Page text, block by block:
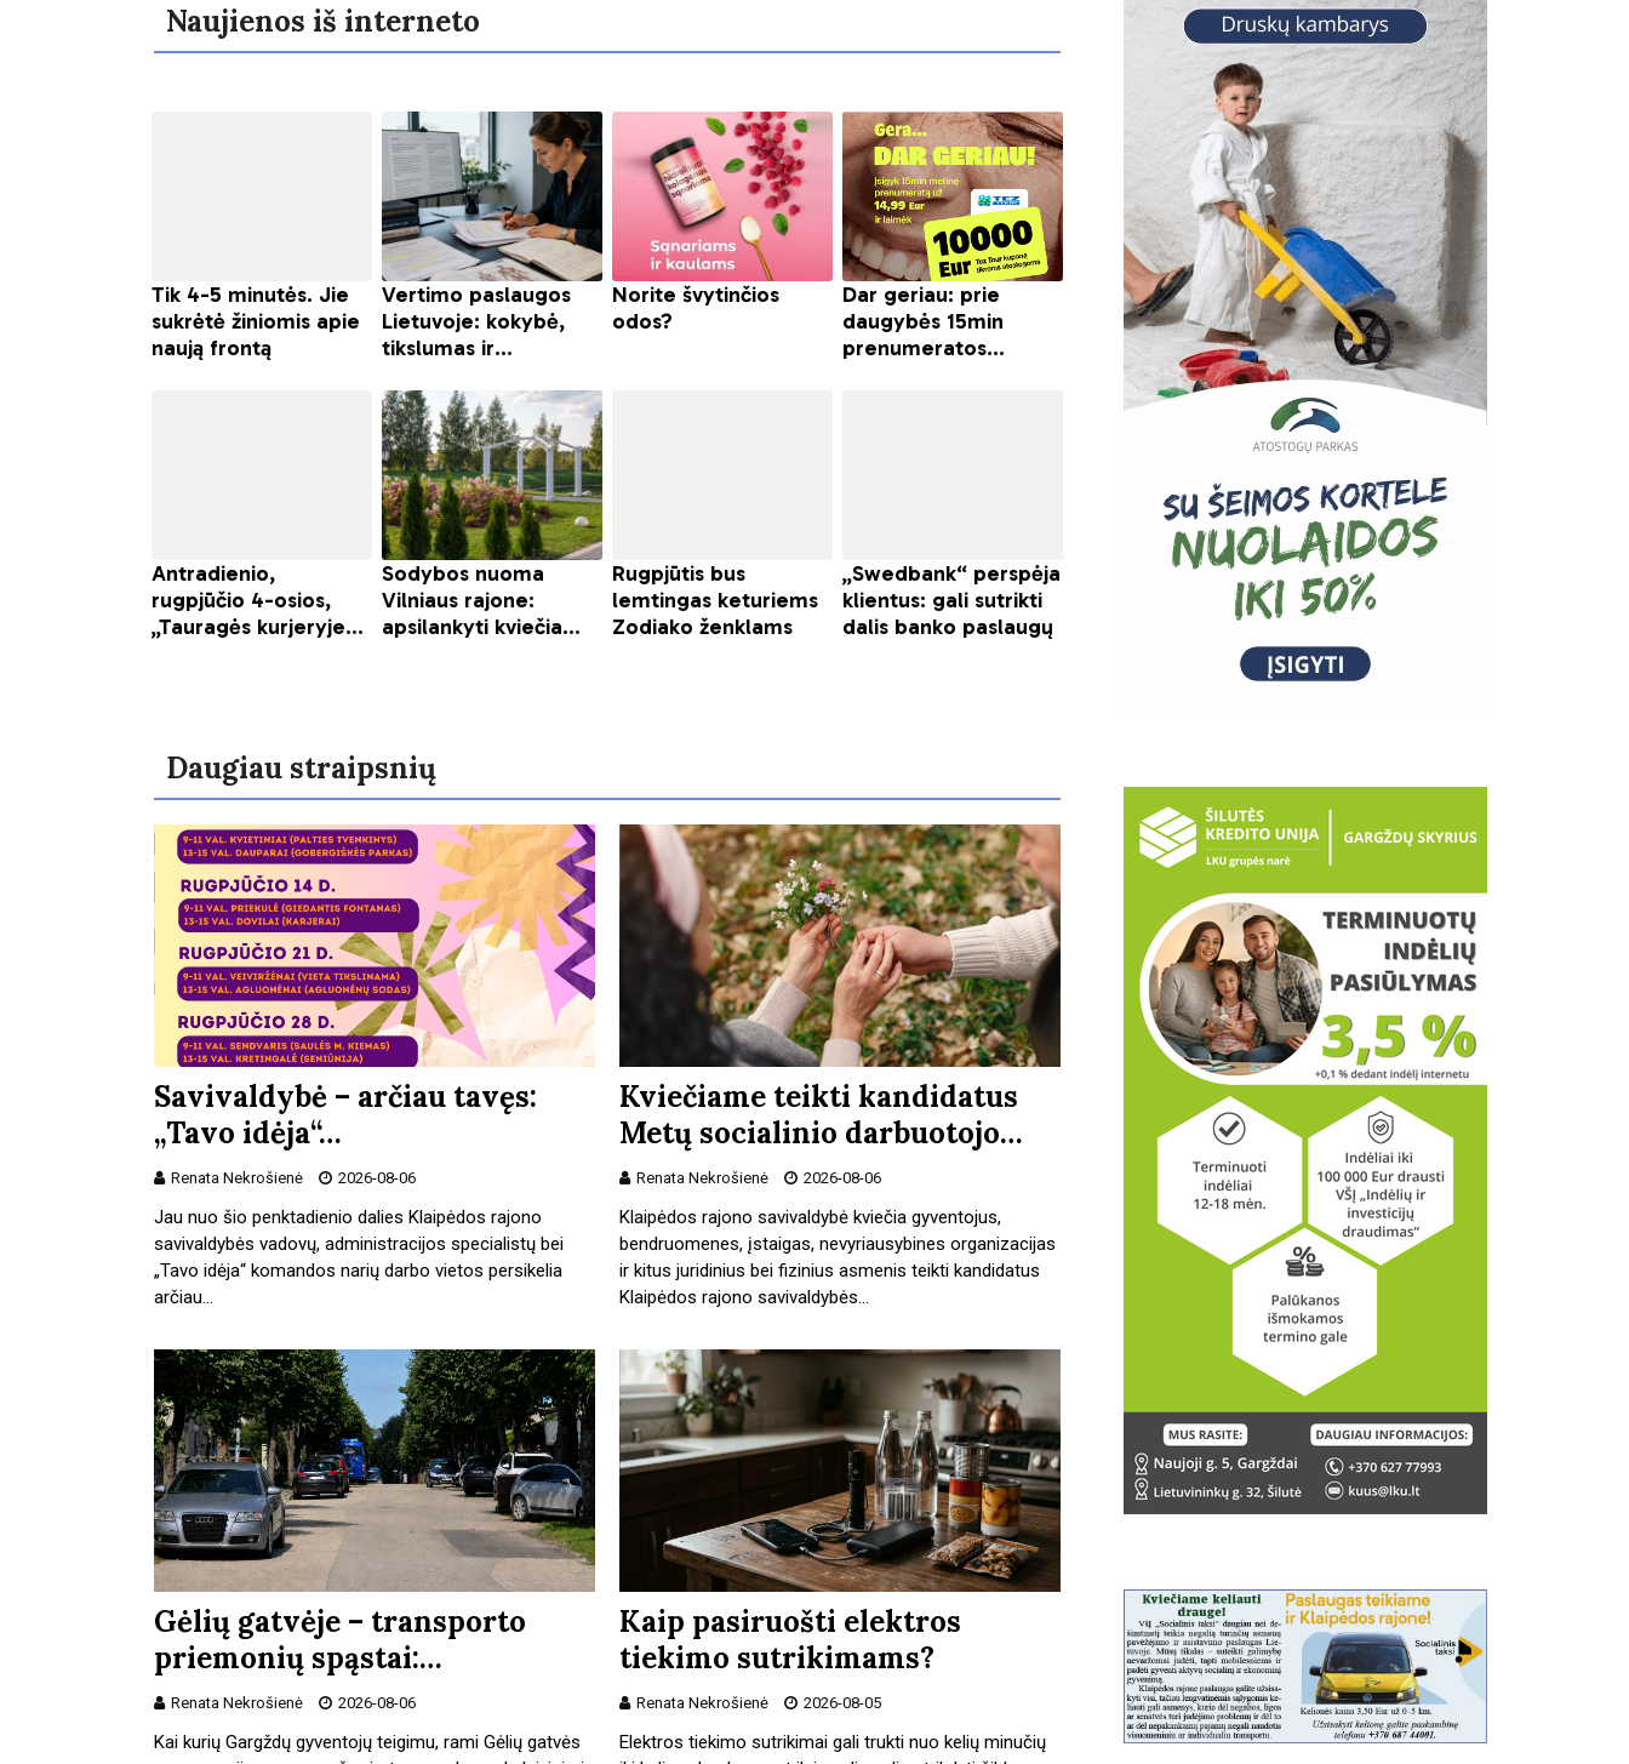
Naujienos iš interneto
Daugiau straipsnių
Savivaldybė – arčiau tavęs:
„Tavo idėja“…
Renata Nekrošienė 2026-08-06
Jau nuo šio penktadienio dalies Klaipėdos rajono
savivaldybės vadovų, administracijos specialistų bei
„Tavo idėja“ komandos narių darbo vietos persikelia
arčiau…
Kviečiame teikti kandidatus
Metų socialinio darbuotojo…
Renata Nekrošienė 2026-08-06
Klaipėdos rajono savivaldybė kviečia gyventojus,
bendruomenes, įstaigas, nevyriausybines organizacijas
ir kitus juridinius bei fizinius asmenis teikti kandidatus
Klaipėdos rajono savivaldybės…
Gėlių gatvėje – transporto
priemonių spąstai:…
Renata Nekrošienė 2026-08-06
Kai kurių Gargždų gyventojų teigimu, rami Gėlių gatvės
Kaip pasiruošti elektros
tiekimo sutrikimams?
Renata Nekrošienė 2026-08-05
Elektros tiekimo sutrikimai gali trukti nuo kelių minučių